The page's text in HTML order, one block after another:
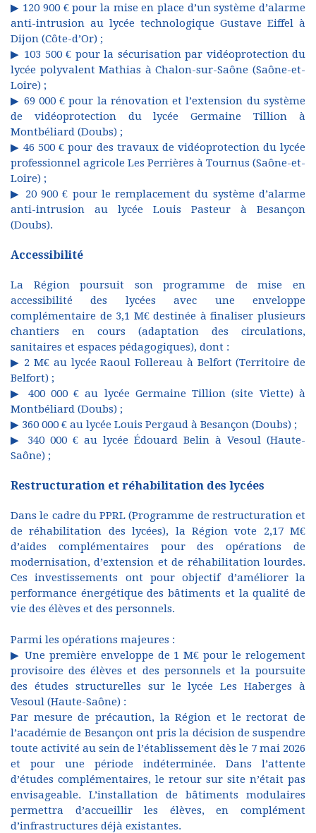
▶ 120 900 € pour la mise en place d’un système d’alarme
anti-intrusion au lycée technologique Gustave Eiffel à
Dijon (Côte-d’Or) ;
▶ 103 500 € pour la sécurisation par vidéoprotection du
lycée polyvalent Mathias à Chalon-sur-Saône (Saône-et-
Loire) ;
▶ 69 000 € pour la rénovation et l’extension du système
de vidéoprotection du lycée Germaine Tillion à
Montbéliard (Doubs) ;
▶ 46 500 € pour des travaux de vidéoprotection du lycée
professionnel agricole Les Perrières à Tournus (Saône-et-
Loire) ;
▶ 20 900 € pour le remplacement du système d’alarme
anti-intrusion au lycée Louis Pasteur à Besançon
(Doubs).
Accessibilité
La Région poursuit son programme de mise en
accessibilité des lycées avec une enveloppe
complémentaire de 3,1 M€ destinée à finaliser plusieurs
chantiers en cours (adaptation des circulations,
sanitaires et espaces pédagogiques), dont :
▶ 2 M€ au lycée Raoul Follereau à Belfort (Territoire de
Belfort) ;
▶ 400 000 € au lycée Germaine Tillion (site Viette) à
Montbéliard (Doubs) ;
▶ 360 000 € au lycée Louis Pergaud à Besançon (Doubs) ;
▶ 340 000 € au lycée Édouard Belin à Vesoul (Haute-
Saône) ;
Restructuration et réhabilitation des lycées
Dans le cadre du PPRL (Programme de restructuration et
de réhabilitation des lycées), la Région vote 2,17 M€
d’aides complémentaires pour des opérations de
modernisation, d’extension et de réhabilitation lourdes.
Ces investissements ont pour objectif d’améliorer la
performance énergétique des bâtiments et la qualité de
vie des élèves et des personnels.
Parmi les opérations majeures :
▶ Une première enveloppe de 1 M€ pour le relogement
provisoire des élèves et des personnels et la poursuite
des études structurelles sur le lycée Les Haberges à
Vesoul (Haute-Saône) :
Par mesure de précaution, la Région et le rectorat de
l’académie de Besançon ont pris la décision de suspendre
toute activité au sein de l’établissement dès le 7 mai 2026
et pour une période indéterminée. Dans l’attente
d’études complémentaires, le retour sur site n’était pas
envisageable. L’installation de bâtiments modulaires
permettra d’accueillir les élèves, en complément
d’infrastructures déjà existantes.